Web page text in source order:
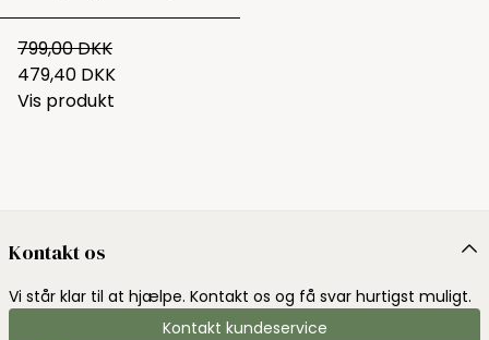
799,00 DKK
479,40 DKK
Vis produkt
Kontakt os
Vi står klar til at hjælpe. Kontakt os og få svar hurtigst muligt.
Kontakt kundeservice